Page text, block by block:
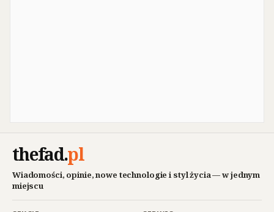
thefad.pl
Wiadomości, opinie, nowe technologie i styl życia — w jednym
miejscu